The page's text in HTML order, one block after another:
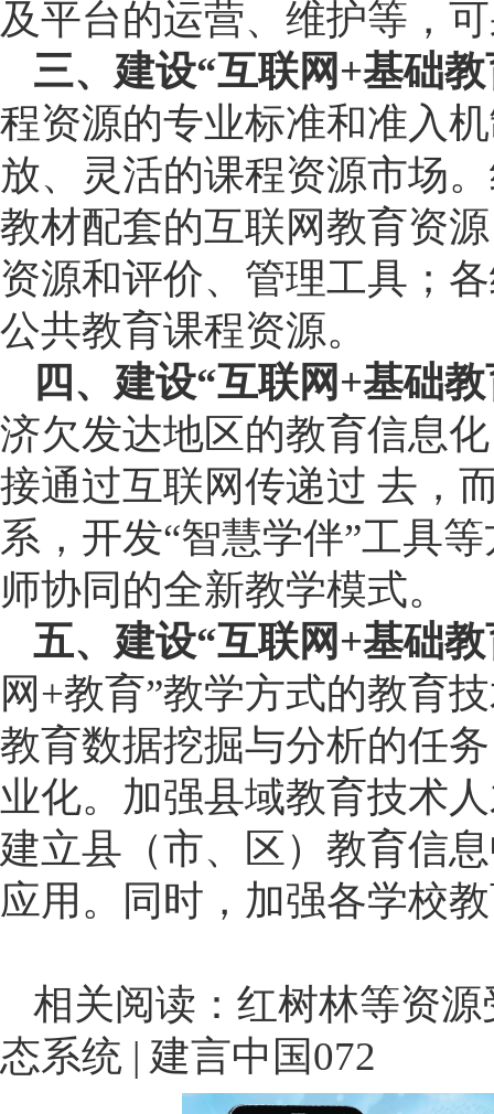
及平台的运营、维护等，
三、建设“互联网+基础
程资源的专业标准和准入
放、灵活的课程资源市场
教材配套的互联网教育资
资源和评价、管理工具；
公共教育课程资源。
四、建设“互联网+基础
济欠发达地区的教育信息
接通过互联网传递过 去，
系，开发“智慧学伴”工具
师协同的全新教学模式。
五、建设“互联网+基础
网+教育”教学方式的教育
教育数据挖掘与分析的任
业化。加强县域教育技术
建立县（市、区）教育信
应用。同时，加强各学校
相关阅读： 红树林等资
态系统 | 建言中国072